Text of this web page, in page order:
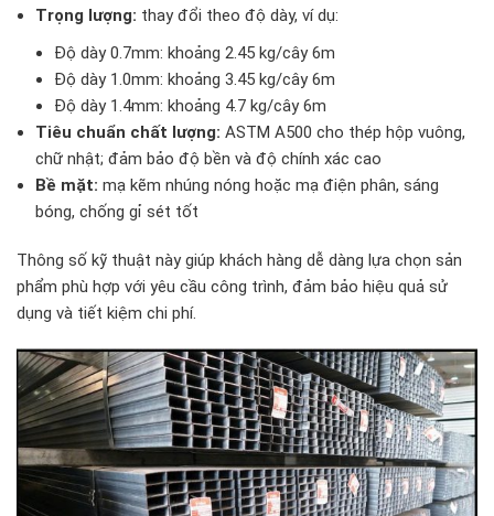
Trọng lượng: thay đổi theo độ dày, ví dụ:
Độ dày 0.7mm: khoảng 2.45 kg/cây 6m
Độ dày 1.0mm: khoảng 3.45 kg/cây 6m
Độ dày 1.4mm: khoảng 4.7 kg/cây 6m
Tiêu chuẩn chất lượng: ASTM A500 cho thép hộp vuông,
chữ nhật; đảm bảo độ bền và độ chính xác cao
Bề mặt: mạ kẽm nhúng nóng hoặc mạ điện phân, sáng
bóng, chống gỉ sét tốt
Thông số kỹ thuật này giúp khách hàng dễ dàng lựa chọn sản
phẩm phù hợp với yêu cầu công trình, đảm bảo hiệu quả sử
dụng và tiết kiệm chi phí.